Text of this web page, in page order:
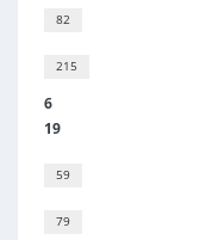
82
215
6
19
59
79